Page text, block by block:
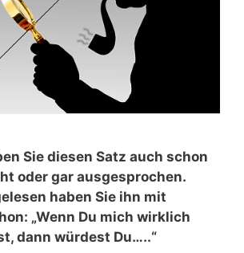
Sie diesen Satz auch schon
oder gar ausgesprochen.
haben Sie ihn mit
„Wenn Du mich wirklich
dann würdest Du…..“